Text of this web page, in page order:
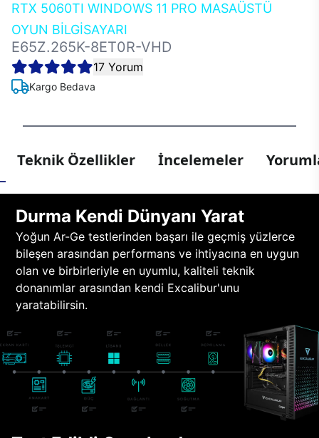
RTX 5060TI WINDOWS 11 PRO MASAÜSTÜ
OYUN BİLGİSAYARI
E65Z.265K-8ET0R-VHD
17 Yorum
Kargo Bedava
Teknik Özellikler İncelemeler
Durma Kendi Dünyanı Yarat
Yoğun Ar-Ge testlerinden başarı ile geçmiş yüzlerce
bileşen arasından performans ve ihtiyacına en uygun
olan ve birbirleriyle en uyumlu, kaliteli teknik
donanımlar arasından kendi Excalibur'unu
yaratabilirsin.